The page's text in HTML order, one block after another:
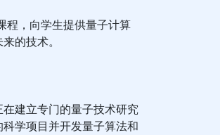
程，向学生提供量子计算
的技术。
建立专门的量子技术研究
学项目并开发量子算法和